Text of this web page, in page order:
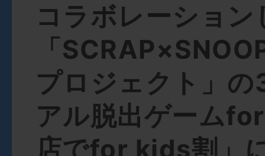
コラボレーション
「
プロジェクト」
アル脱出ゲーム
店でfor kids割」